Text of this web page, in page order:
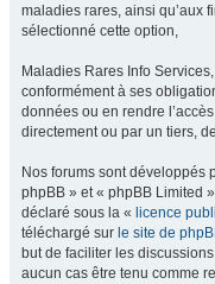
maladies rares, ainsi qu’aux
sélectionné cette option,
Maladies Rares Info
conformément à ses
données ou en rendre
directement ou par un tiers,
Nos forums sont développés
phpBB » et « phpBB Limited
déclaré sous la « licence
téléchargé sur le site de
but de faciliter les
aucun cas être tenu comme